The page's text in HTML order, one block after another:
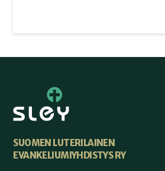
SUOMEN LUTERILAINEN
EVANKELIUMIYHDISTYS RY